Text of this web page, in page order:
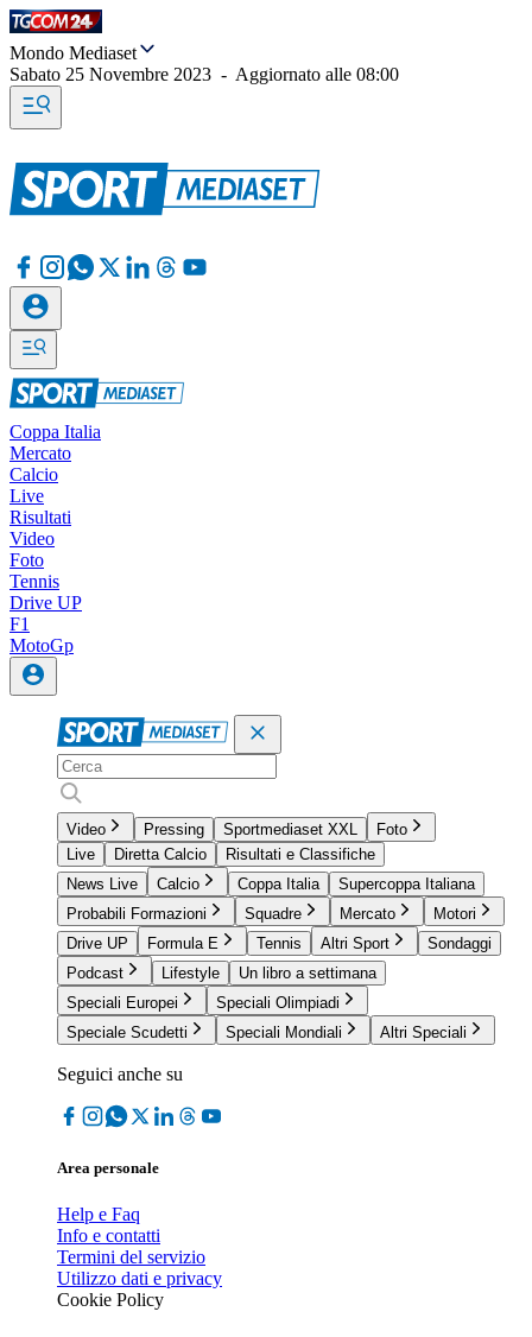
Mondo Mediaset
Sabato 25 Novembre 2023 - Aggiornato alle 08:00
Coppa Italia
Mercato
Calcio
Live
Risultati
Video
Foto
Tennis
Drive UP
F1
MotoGp
Video Pressing Sportmediaset XXL
Foto
Live
Diretta Calcio
Risultati e Classifiche
News Live
Calcio Coppa Italia
Supercoppa Italiana
Probabili Formazioni
Squadre Mercato
Motori
Drive UP
Formula E Tennis Altri Sport
Sondaggi
Podcast
Lifestyle
Un libro a settimana
Speciali Europei
Speciali Olimpiadi
Speciale Scudetti
Speciali Mondiali Altri Speciali
Seguici anche su
Area personale
Help e Faq
Info e contatti
Termini del servizio
Utilizzo dati e privacy
Cookie Policy